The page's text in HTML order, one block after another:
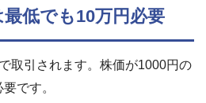
低でも10万円必要
取引されます。株価が1000円の
です。